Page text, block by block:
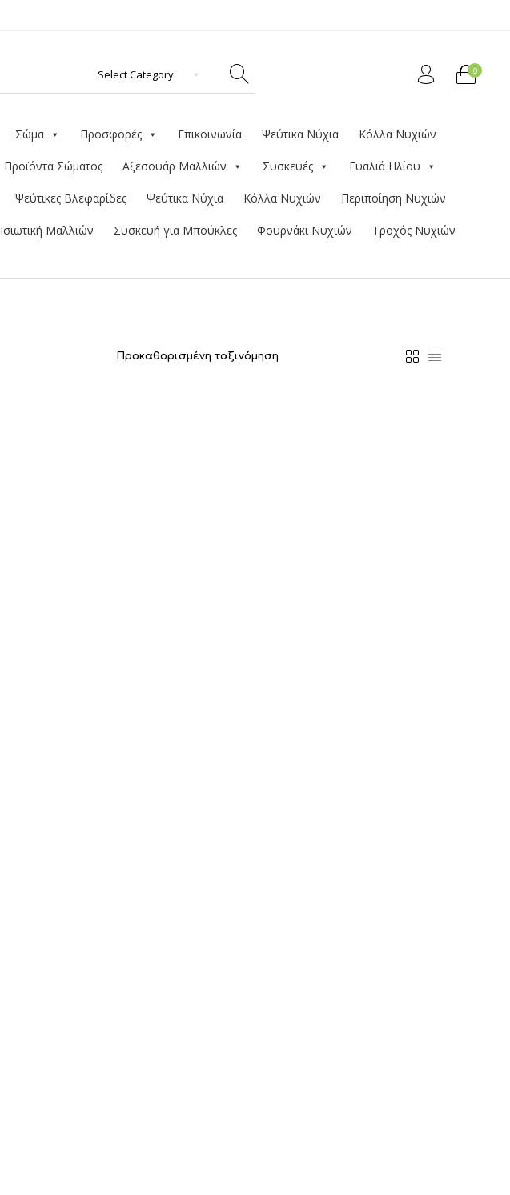
0
Σώμα Προσφορές Επικοινωνία Ψεύτικα Νύχια Κόλλα Νυχιών
Προϊόντα Σώματος Αξεσουάρ Μαλλιών Συσκευές Γυαλιά Ηλίου
Ψεύτικες Βλεφαρίδες Ψεύτικα Νύχια Κόλλα Νυχιών Περιποίηση Νυχιών
Ισιωτική Μαλλιών Συσκευή για Μπούκλες Φουρνάκι Νυχιών Τροχός Νυχιών